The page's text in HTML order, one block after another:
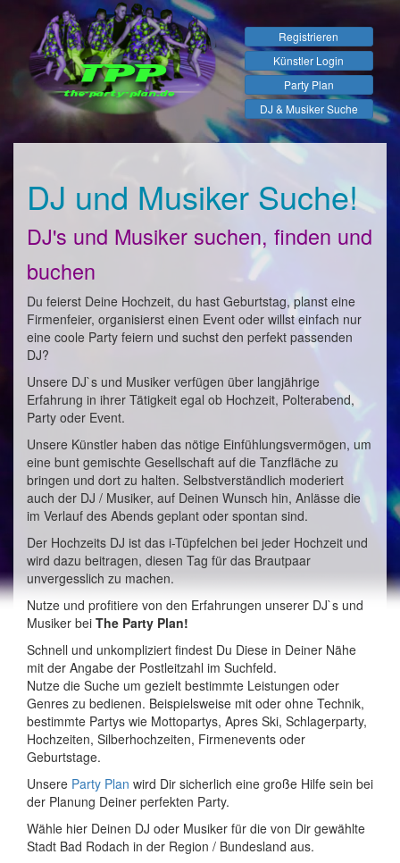
Registrieren
Künstler Login
Party Plan
DJ & Musiker Suche
DJ und Musiker Suche!
DJ's und Musiker suchen, finden und
buchen
Du feierst Deine Hochzeit, du hast Geburtstag, planst eine
Firmenfeier, organisierst einen Event oder willst einfach nur
eine coole Party feiern und suchst den perfekt passenden
DJ?
Unsere DJ`s und Musiker verfügen über langjährige
Erfahrung in ihrer Tätigkeit egal ob Hochzeit, Polterabend,
Party oder Event.
Unsere Künstler haben das nötige Einfühlungsvermögen, um
eine bunt gemischte Gesellschaft auf die Tanzfläche zu
bringen und dort zu halten. Selbstverständlich moderiert
auch der DJ / Musiker, auf Deinen Wunsch hin, Anlässe die
im Verlauf des Abends geplant oder spontan sind.
Der Hochzeits DJ ist das i-Tüpfelchen bei jeder Hochzeit und
wird dazu beitragen, diesen Tag für das Brautpaar
unvergesslich zu machen.
Nutze und profitiere von den Erfahrungen unserer DJ`s und
Musiker bei The Party Plan!
Schnell und unkompliziert findest Du Diese in Deiner Nähe
mit der Angabe der Postleitzahl im Suchfeld.
Nutze die Suche um gezielt bestimmte Leistungen oder
Genres zu bedienen. Beispielsweise mit oder ohne Technik,
bestimmte Partys wie Mottopartys, Apres Ski, Schlagerparty,
Hochzeiten, Silberhochzeiten, Firmenevents oder
Geburtstage.
Unsere Party Plan wird Dir sicherlich eine große Hilfe sein bei
der Planung Deiner perfekten Party.
Wähle hier Deinen DJ oder Musiker für die von Dir gewählte
Stadt Bad Rodach in der Region / Bundesland aus.